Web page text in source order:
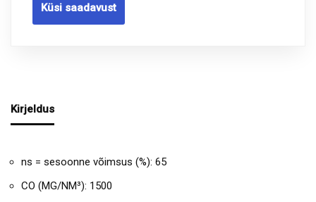
Küsi saadavust
Kirjeldus
ns = sesoonne võimsus (%): 65
CO (MG/NM³): 1500